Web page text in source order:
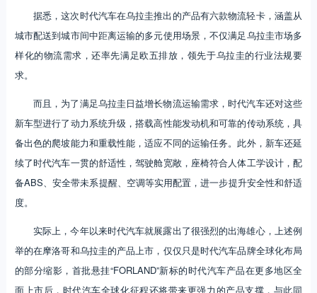
据悉，这次时代汽车在乌拉圭推出的产品有六款物流轻卡，涵盖从
城市配送到城市间中距离运输的多元使用场景，不仅满足乌拉圭市场多
样化的物流需求，还率先满足欧五排放，领先于乌拉圭的行业法规要
求。
而且，为了满足乌拉圭日益增长物流运输需求，时代汽车还对这些
新车型进行了动力系统升级，搭载高性能发动机和可靠的传动系统，具
备出色的爬坡能力和重载性能，适应不同的运输任务。此外，新车还延
续了时代汽车一贯的舒适性，驾驶舱宽敞，座椅符合人体工学设计，配
备ABS、安全带未系提醒、空调等实用配置，进一步提升安全性和舒适
度。
实际上，今年以来时代汽车就展露出了很强烈的出海雄心，上述例
举的在摩洛哥和乌拉圭的产品上市，仅仅只是时代汽车品牌全球化布局
的部分缩影，首批悬挂“FORLAND”新标的时代汽车产品在更多地区全
面上市后，时代汽车全球化征程还将带来更强力的产品支撑，与此同